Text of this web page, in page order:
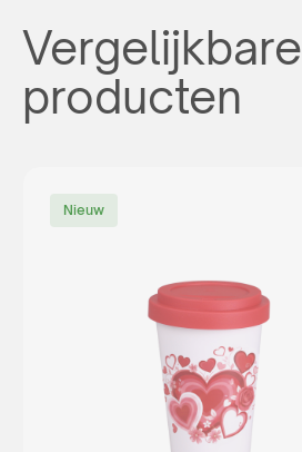
Vergelijkbare
producten
Nieuw